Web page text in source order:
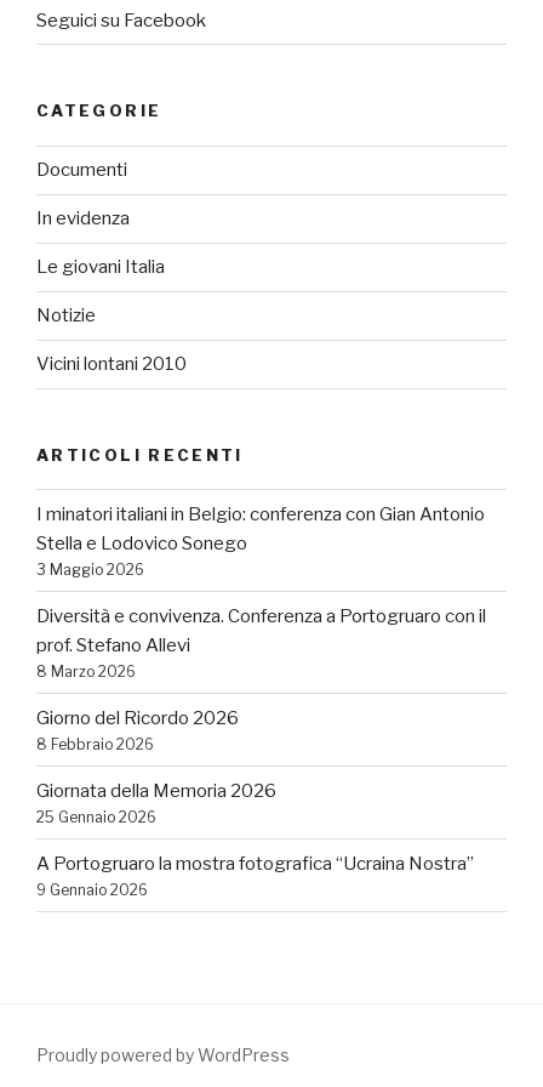
Seguici su Facebook
CATEGORIE
Documenti
In evidenza
Le giovani Italia
Notizie
Vicini lontani 2010
ARTICOLI RECENTI
I minatori italiani in Belgio: conferenza con Gian Antonio
Stella e Lodovico Sonego
3 Maggio 2026
Diversità e convivenza. Conferenza a Portogruaro con il
prof. Stefano Allevi
8 Marzo 2026
Giorno del Ricordo 2026
8 Febbraio 2026
Giornata della Memoria 2026
25 Gennaio 2026
A Portogruaro la mostra fotografica “Ucraina Nostra”
9 Gennaio 2026
Proudly powered by WordPress